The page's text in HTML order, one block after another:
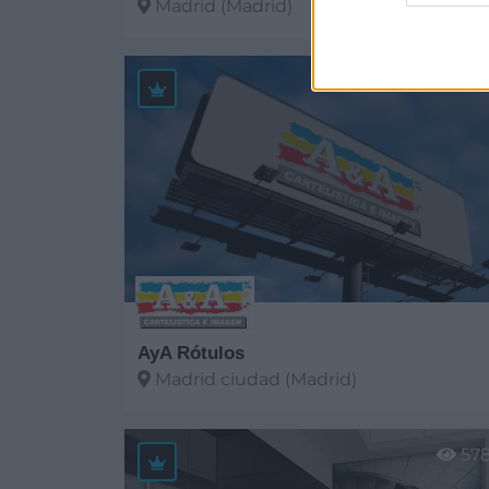
Madrid (Madrid)
Ver más
AyA Rótulos
Madrid ciudad (Madrid)